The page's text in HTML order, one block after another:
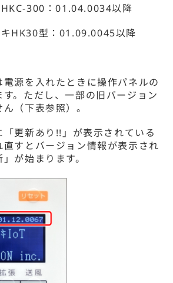
300：01.04.0034以降
HK30型：01.09.0045以降
源を入れたときに操作パネルの
。ただし、一部の旧バージョン
（下表参照）。
更新あり!!」が表示されている
直すとバージョン情報が表示され
が始まります。